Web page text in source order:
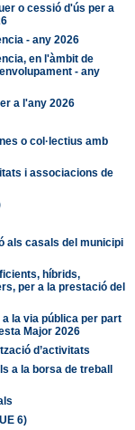
o cessió d'ús per a
- any 2026
en l'àmbit de
- any
a l'any 2026
o col·lectius amb
i associacions de
als casals del municipi
híbrids,
per a la prestació del
a la via pública per part
Major 2026
d’activitats
a la borsa de treball
6)